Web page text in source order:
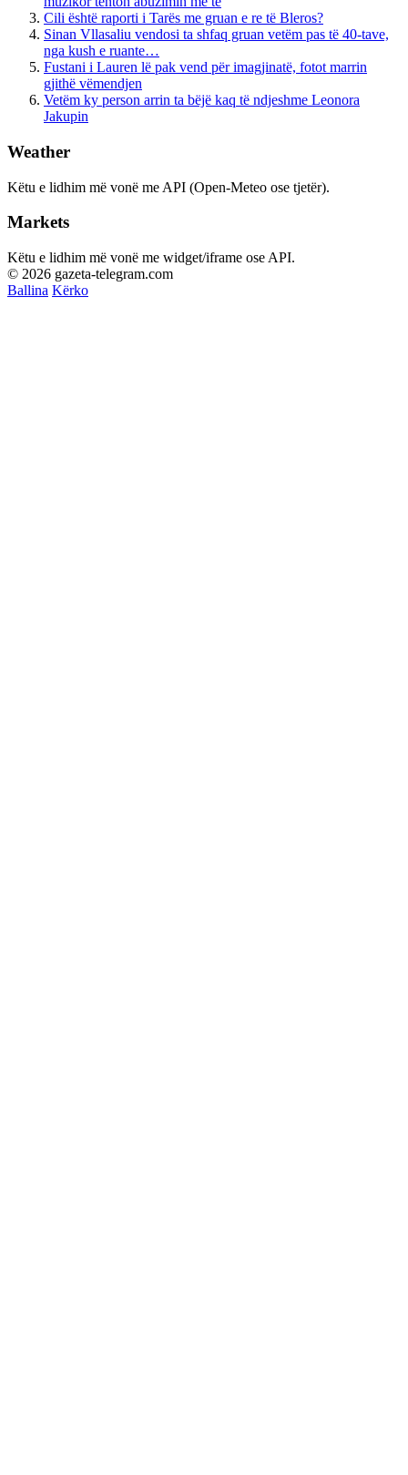
Cili është raporti i Tarës me gruan e re të Bleros?
Sinan Vllasaliu vendosi ta shfaq gruan vetëm pas të 40-tave,
nga kush e ruante…
Fustani i Lauren lë pak vend për imagjinatë, fotot marrin
gjithë vëmendjen
Vetëm ky person arrin ta bëjë kaq të ndjeshme Leonora
Jakupin
Weather
Këtu e lidhim më vonë me API (Open-Meteo ose tjetër).
Markets
Këtu e lidhim më vonë me widget/iframe ose API.
© 2026 gazeta-telegram.com
Ballina Kërko